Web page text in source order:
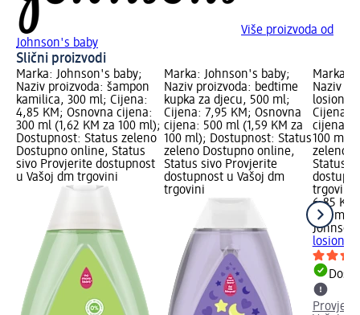
Više proizvoda od
Johnson's baby
Slični proizvodi
Marka: Johnson's baby;
Naziv proizvoda: šampon
kamilica, 300 ml; Cijena:
4,85 KM; Osnovna cijena:
300 ml (1,62 KM za 100 ml);
Dostupnost: Status zeleno
Dostupno online, Status
sivo Provjerite dostupnost
u Vašoj dm trgovini
Marka: Johnson's baby;
Naziv proizvoda: bedtime
kupka za djecu, 500 ml;
Cijena: 7,95 KM; Osnovna
cijena: 500 ml (1,59 KM za
100 ml); Dostupnost: Status
zeleno Dostupno online,
Status sivo Provjerite
dostupnost u Vašoj dm
trgovini
Marka:
Naziv
losion
Cijena:
cijena:
100 ml);
zeleno
Status
trgovini
6,85 KM
300 ml
losion